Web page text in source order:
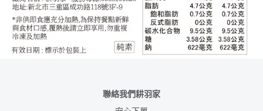
聯絡我們耕羽家